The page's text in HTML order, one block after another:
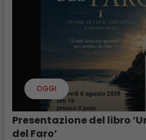
OGGI
Presentazione del libro
del Faro’